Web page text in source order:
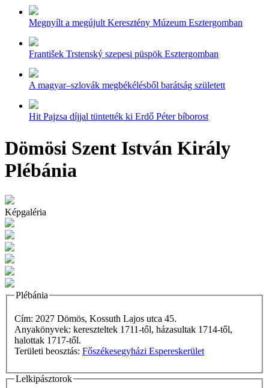
Megnyílt a megújult Keresztény Múzeum Esztergomban
František Trstenský szepesi püspök Esztergomban
A magyar–szlovák megbékélésből barátság született
Hit Pajzsa díjjal tüntették ki Erdő Péter bíborost
Dömösi Szent István Király
Plébánia
Képgaléria
Plébánia
Cím: 2027 Dömös, Kossuth Lajos utca 45.
Anyakönyvek: kereszteltek 1711-től, házasultak 1714-től,
halottak 1717-től.
Területi beosztás: Főszékesegyházi Espereskerület
Lelkipásztorok